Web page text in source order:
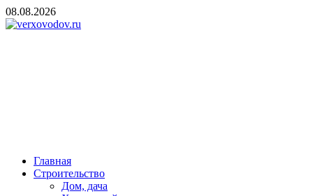
Skip
to
08.08.2026
Главная
Строительство
Дом, дача